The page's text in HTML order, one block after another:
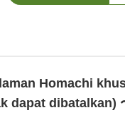
Homachi
dapat dibatalkan)